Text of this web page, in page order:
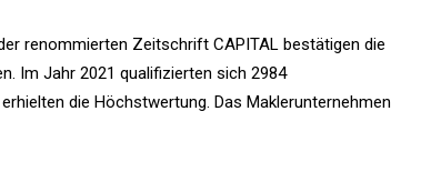
renommierten Zeitschrift CAPITAL bestätigen die
Im Jahr 2021 qualifizierten sich 2984
die Höchstwertung. Das Maklerunternehmen